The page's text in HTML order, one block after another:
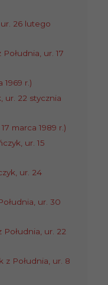
ur. 26 lutego
ur. 17
1969 r.)
ur. 22 stycznia
marca 1989 r.)
ur. 15
ur. 24
ur. 30
ur. 22
z Południa, ur. 8